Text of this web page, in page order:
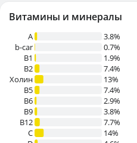
Витамины и минералы
A
3.8%
b-car
0.7%
В1
1.9%
B2
7.4%
Холин
13%
B5
7.4%
B6
2.9%
B9
3.8%
B12
7.7%
C
14%